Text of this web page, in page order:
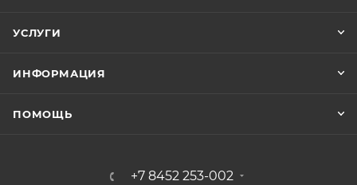
УСЛУГИ
ИНФОРМАЦИЯ
ПОМОЩЬ
+7 8452 253-002